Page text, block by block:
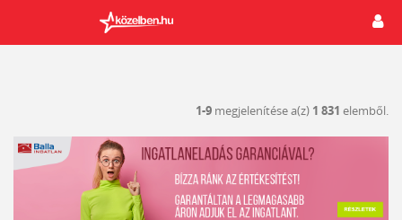
1-9 megjelenítése a(z) 1 831 elemből.